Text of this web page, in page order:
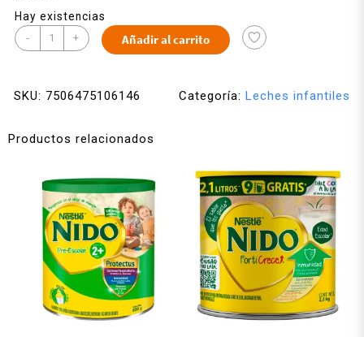
Hay existencias
- + Añadir al carrito
SKU: 7506475106146 Categoría: Leches infantiles
Productos relacionados